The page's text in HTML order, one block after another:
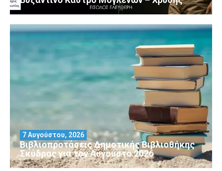
Βιβλιοπροτάσεις Δημοτικής Βιβλιοθήκης
Σκύδρας για τον Αύγούστο 2026
7 Αυγούστου, 2026